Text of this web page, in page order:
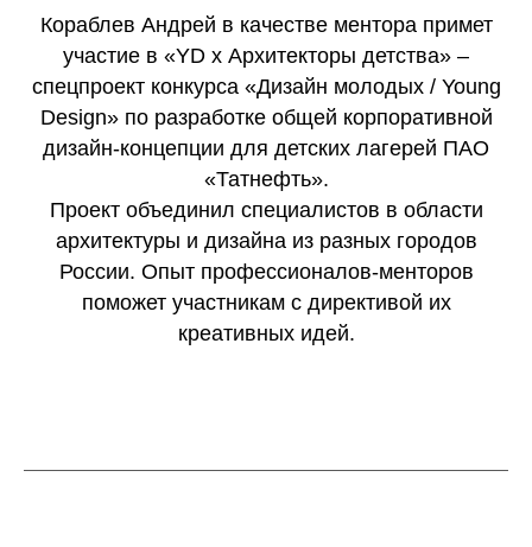
Кораблев Андрей в качестве ментора примет
участие в «YD x Архитекторы детства» –
спецпроект конкурса «Дизайн молодых / Young
Design» по разработке общей корпоративной
дизайн-концепции для детских лагерей ПАО
«Татнефть».
Проект объединил специалистов в области
архитектуры и дизайна из разных городов
России. Опыт профессионалов-менторов
поможет участникам с директивой их
креативных идей.